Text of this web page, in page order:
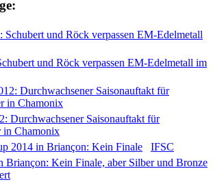
und Röck verpassen EM-Edelmetall im
Durchwachsener Saisonauftakt für
in Chamonix
IFSC
Briançon: Kein Finale, aber Silber und Bronze